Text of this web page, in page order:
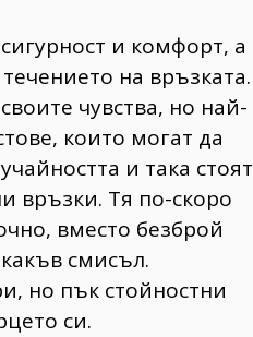
и комфорт, а
на връзката.
чувства, но най-
които могат да
и така стоят
връзки. Тя по-скоро
вместо безброй
смисъл.
но пък стойностни
си.